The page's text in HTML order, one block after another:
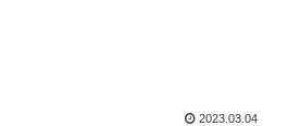
2023.03.04